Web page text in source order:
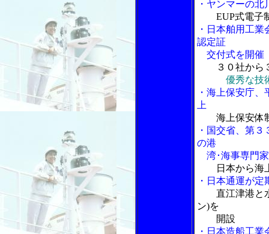
・ヤンマーの
EUP式電子
・日本舶用工
認定証
交付式を開催
３０社から
優秀な技
・海上保安庁
上
海上保安体
・国交省、第
の港
湾･海事専門
日本から海
・日本通運が
直江津港と
ン)を
開設
・日本造船工